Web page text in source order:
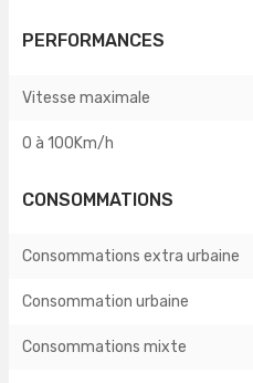
PERFORMANCES
Vitesse maximale
0 à 100Km/h
CONSOMMATIONS
Consommations extra urbaine
Consommation urbaine
Consommations mixte